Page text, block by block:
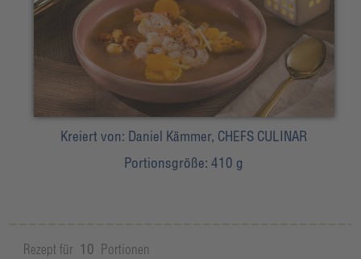
Kreiert von: Daniel Kämmer, CHEFS CULINAR
Portionsgröße:410 g
Rezept für 10 Portionen